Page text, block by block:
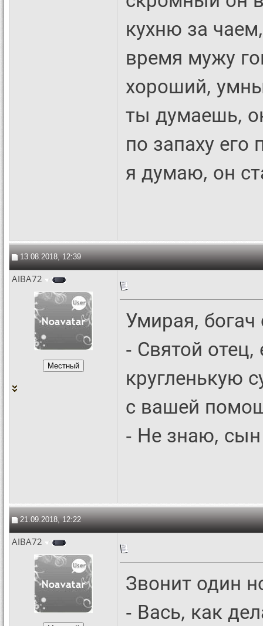
кухню за
время мужу
хороший,
ты думаешь,
по запаху его
я думаю, он
13.08.2018, 12:39
AIBA72
Умирая,
- Святой
кругленькую
с вашей
- Не знаю, сын
21.09.2018, 12:22
AIBA72
Звонит один
- Вась, как